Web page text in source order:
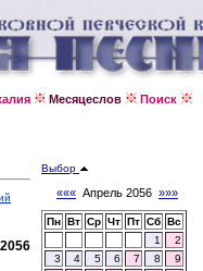
Месяцеслов
Поиск
Выбор
««« Апрель 2056 »»»
Пн Вт Ср Чт Пт Сб Вс
1
2
3
4 5 6 7 8
9